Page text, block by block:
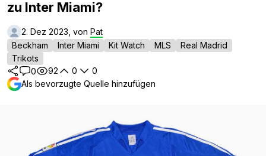
zu Inter Miami?
2. Dez 2023, von Pat
Beckham
Inter Miami Kit Watch MLS
Real Madrid
Trikots
0
92 0
0
Als bevorzugte Quelle hinzufügen